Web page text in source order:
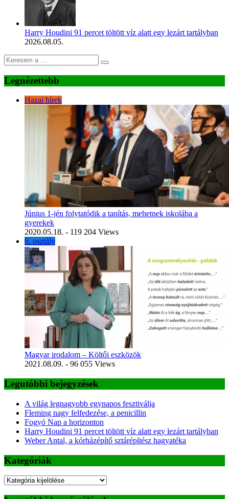
Harry Houdini 91 percet töltött víz alatt egy lezárt tartályban
2026.08.05.
Legnézettebb
Hazai hírek
Június 1-jén folytatódik a tanítás, mehetnek iskolába a
gyerekek
2020.05.18. - 119 204 Views
6. osztály
Magyar irodalom – Költői eszközök
2021.08.09. - 96 055 Views
Legutóbbi bejegyzések
A világ legnagyobb egynapos fesztiválja
Fleming nagy felfedezése, a penicillin
Fogyó Nap a horizonton
Harry Houdini 91 percet töltött víz alatt egy lezárt tartályban
Weber Antal, a kórházépítő sztárépítész hagyatéka
Kategóriák
Kategóriák